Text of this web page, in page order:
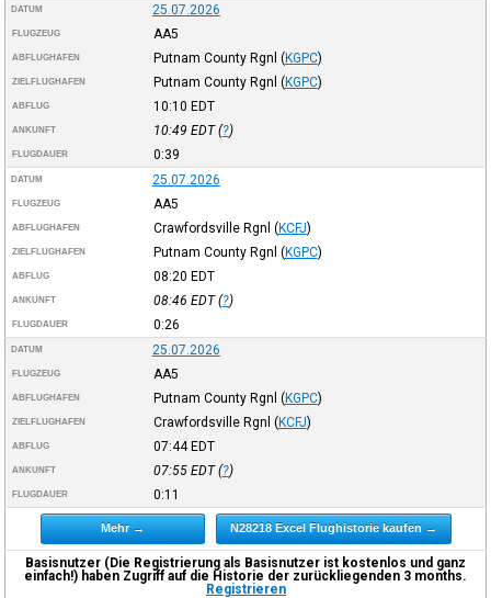
DATUM 25.07.2026
FLUGZEUG AA5
ABFLUGHAFEN Putnam County Rgnl (KGPC)
ZIELFLUGHAFEN Putnam County Rgnl (KGPC)
ABFLUG 10:10 EDT
ANKUNFT 10:49 EDT(?)
FLUGDAUER 0:39
DATUM 25.07.2026
FLUGZEUG AA5
ABFLUGHAFEN Crawfordsville Rgnl (KCFJ)
ZIELFLUGHAFEN Putnam County Rgnl (KGPC)
ABFLUG 08:20 EDT
ANKUNFT 08:46 EDT(?)
FLUGDAUER 0:26
DATUM 25.07.2026
FLUGZEUG AA5
ABFLUGHAFEN Putnam County Rgnl (KGPC)
ZIELFLUGHAFEN Crawfordsville Rgnl (KCFJ)
ABFLUG 07:44EDT
ANKUNFT 07:55 EDT(?)
FLUGDAUER 0:11
Mehr → N28218 Excel Flughistorie kaufen →
Basisnutzer (Die Registrierung als Basisnutzer ist kostenlos und ganz
einfach!) haben Zugriff auf die Historie der zurückliegenden 3 months.
Registrieren